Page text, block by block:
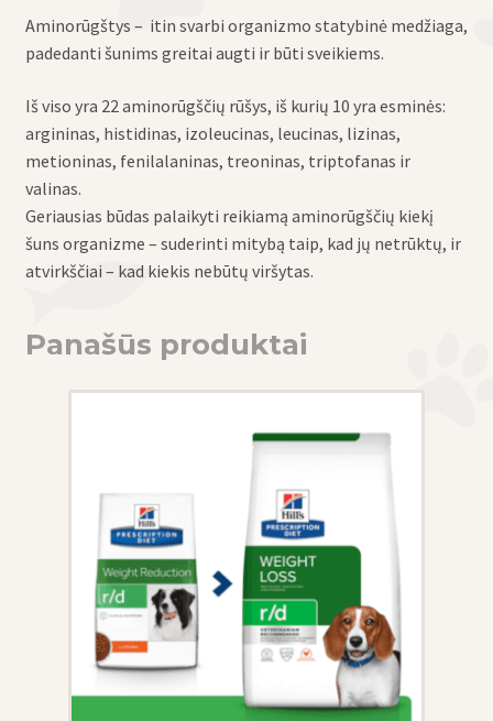
Aminorūgštys – itin svarbi organizmo statybinė medžiaga,
padedanti šunims greitai augti ir būti sveikiems.
Iš viso yra 22 aminorūgščių rūšys, iš kurių 10 yra esminės:
argininas, histidinas, izoleucinas, leucinas, lizinas,
metioninas, fenilalaninas, treoninas, triptofanas ir
valinas.
Geriausias būdas palaikyti reikiamą aminorūgščių kiekį
šuns organizme – suderinti mitybą taip, kad jų netrūktų, ir
atvirkščiai – kad kiekis nebūtų viršytas.
Panašūs produktai